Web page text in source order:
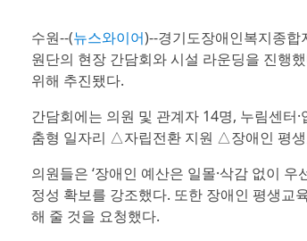
수원--(뉴스와이어)--경기도장애인복지종
원단의 현장 간담회와 시설 라운딩을 진행
위해 추진됐다.
간담회에는 의원 및 관계자 14명, 누림센
춤형 일자리 △자립전환 지원 △장애인 평
의원들은 ‘장애인 예산은 일몰·삭감 없이
정성 확보를 강조했다. 또한 장애인 평생교
해 줄 것을 요청했다.